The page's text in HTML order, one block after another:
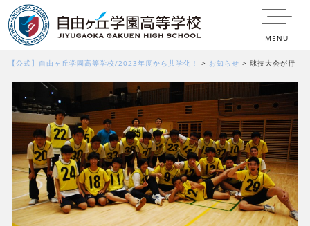
MENU
【公式】自由ヶ丘学園高等学校/2023年度から共学化！ > お知らせ > 球技大会が行
われました。